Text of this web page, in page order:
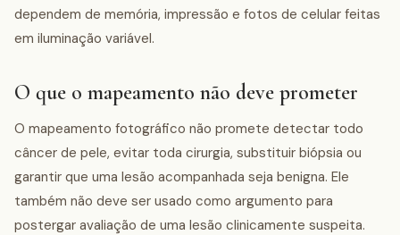
dependem de memória, impressão e fotos de celular feitas
em iluminação variável.
O que o mapeamento não deve prometer
O mapeamento fotográfico não promete detectar todo
câncer de pele, evitar toda cirurgia, substituir biópsia ou
garantir que uma lesão acompanhada seja benigna. Ele
também não deve ser usado como argumento para
postergar avaliação de uma lesão clinicamente suspeita.